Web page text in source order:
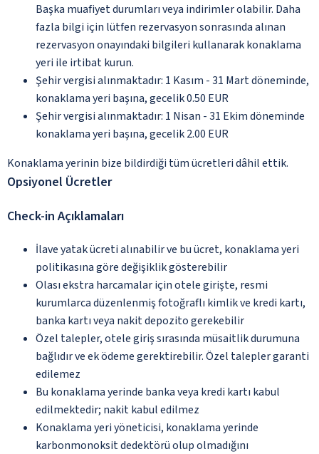
Başka muafiyet durumları veya indirimler olabilir. Daha
fazla bilgi için lütfen rezervasyon sonrasında alınan
rezervasyon onayındaki bilgileri kullanarak konaklama
yeri ile irtibat kurun.
Şehir vergisi alınmaktadır: 1 Kasım - 31 Mart döneminde,
konaklama yeri başına, gecelik 0.50 EUR
Şehir vergisi alınmaktadır: 1 Nisan - 31 Ekim döneminde
konaklama yeri başına, gecelik 2.00 EUR
Konaklama yerinin bize bildirdiği tüm ücretleri dâhil ettik.
Opsiyonel Ücretler
Check-in Açıklamaları
İlave yatak ücreti alınabilir ve bu ücret, konaklama yeri
politikasına göre değişiklik gösterebilir
Olası ekstra harcamalar için otele girişte, resmi
kurumlarca düzenlenmiş fotoğraflı kimlik ve kredi kartı,
banka kartı veya nakit depozito gerekebilir
Özel talepler, otele giriş sırasında müsaitlik durumuna
bağlıdır ve ek ödeme gerektirebilir. Özel talepler garanti
edilemez
Bu konaklama yerinde banka veya kredi kartı kabul
edilmektedir; nakit kabul edilmez
Konaklama yeri yöneticisi, konaklama yerinde
karbonmonoksit dedektörü olup olmadığını